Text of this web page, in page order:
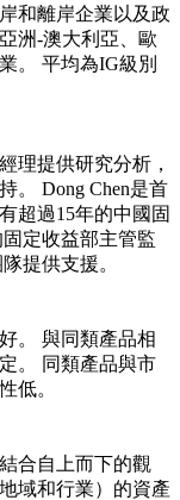
和離岸企業以及政
洲-澳大利亞、歐
。 平均為IG級別
理提供研究分析，
。 Dong Chen是首
超過15年的中國固
定收益部主管監
提供支援。
。 與同類產品相
。 同類產品與市
低。
合自上而下的觀
域和行業）的資產